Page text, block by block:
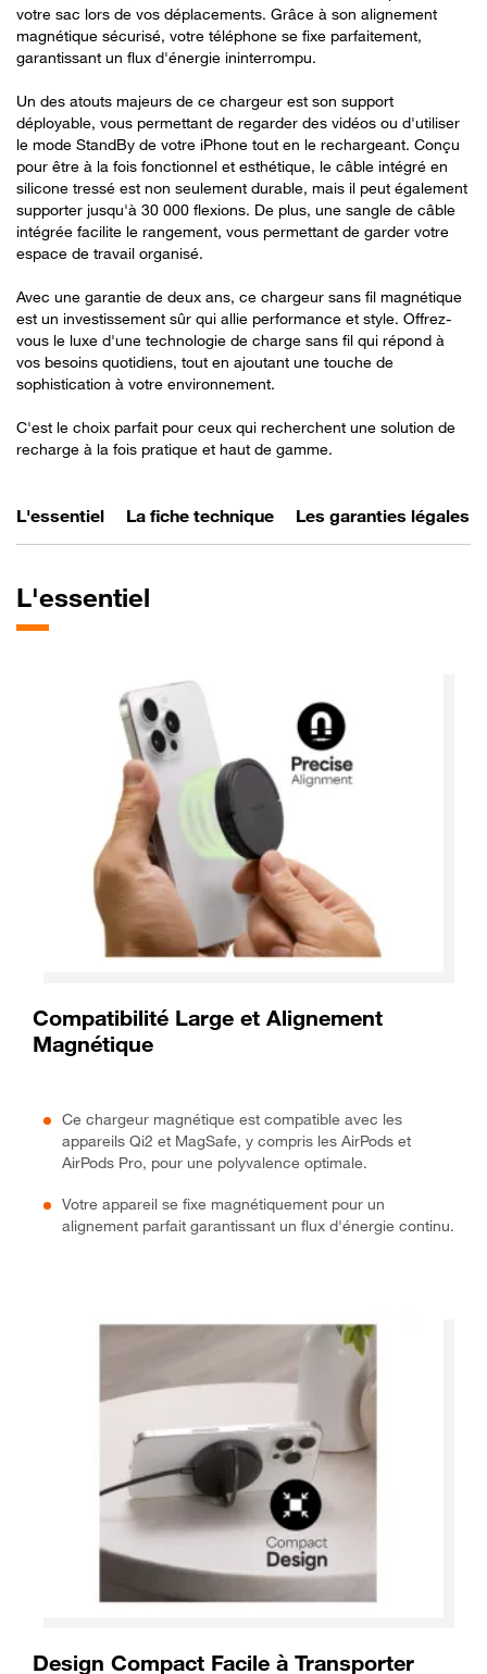
votre sac lors de vos déplacements. Grâce à son alignement
magnétique sécurisé, votre téléphone se fixe parfaitement,
garantissant un flux d'énergie ininterrompu.
Un des atouts majeurs de ce chargeur est son support
déployable, vous permettant de regarder des vidéos ou d'utiliser
le mode StandBy de votre iPhone tout en le rechargeant. Conçu
pour être à la fois fonctionnel et esthétique, le câble intégré en
silicone tressé est non seulement durable, mais il peut également
supporter jusqu'à 30 000 flexions. De plus, une sangle de câble
intégrée facilite le rangement, vous permettant de garder votre
espace de travail organisé.
Avec une garantie de deux ans, ce chargeur sans fil magnétique
est un investissement sûr qui allie performance et style. Offrez-
vous le luxe d'une technologie de charge sans fil qui répond à
vos besoins quotidiens, tout en ajoutant une touche de
sophistication à votre environnement.
C'est le choix parfait pour ceux qui recherchent une solution de
recharge à la fois pratique et haut de gamme.
L'essentiel La fiche technique Les garanties légales
L'essentiel
Compatibilité Large et Alignement
Magnétique
Ce chargeur magnétique est compatible avec les
appareils Qi2 et MagSafe, y compris les AirPods et
AirPods Pro, pour une polyvalence optimale.
Votre appareil se fixe magnétiquement pour un
alignement parfait garantissant un flux d'énergie continu.
Design Compact Facile à Transporter